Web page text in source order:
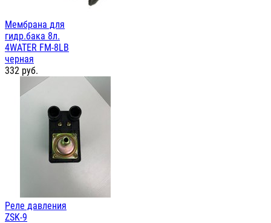
Мембрана для
гидр.бака 8л.
4WATER FM-8LB
черная
332 руб.
Реле давления
ZSK-9